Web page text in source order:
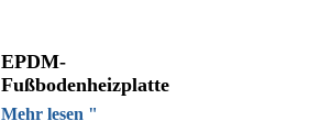
EPDM-
Fußbodenheizplatte
Mehr lesen "